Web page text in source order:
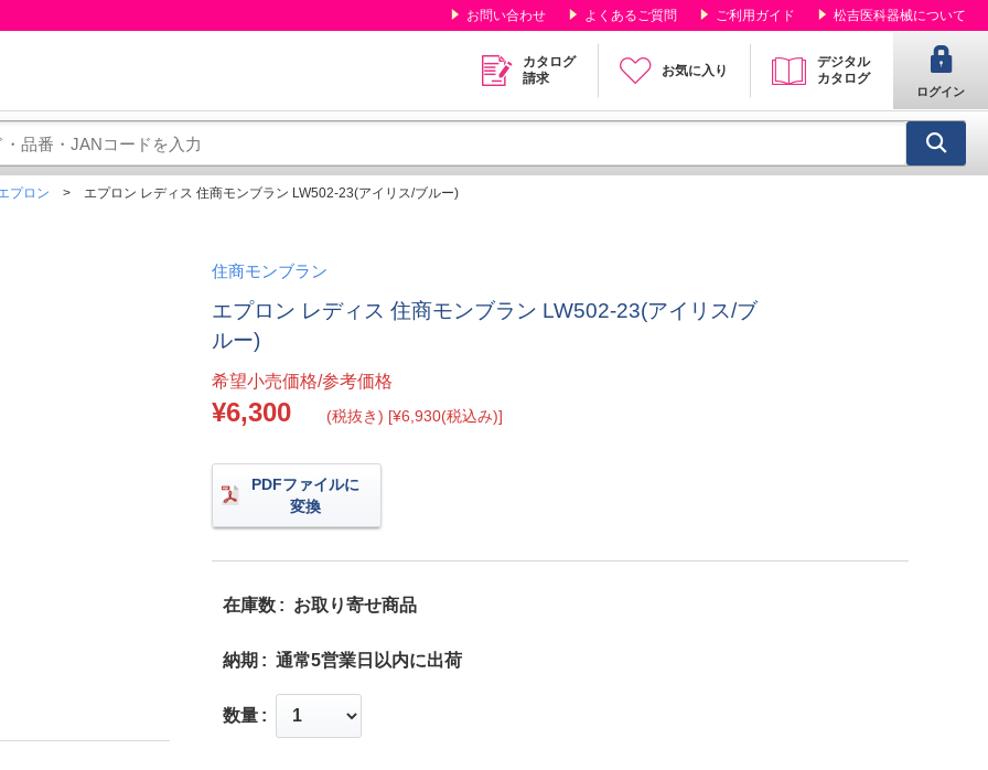
お問い合わせ よくあるご質問 ご利用ガイド 松吉医科器械について
カタログ
請求
お気に入り
デジタル
カタログ
ログイン
プロン エプロン レディス 住商モンブラン LW502-23(アイリス/ブルー)
住商モンブラン
エプロン レディス 住商モンブラン LW502-23(アイリス/ブ
ルー)
希望小売価格/参考価格
¥6,300 (税抜き) [¥6,930(税込み)]
PDFファイルに
変換
在庫数 お取り寄せ商品
納期 通常5営業日以内に出荷
数量